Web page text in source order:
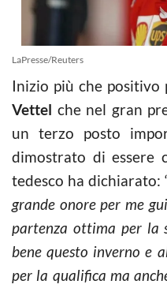
LaPresse/Reuters
Inizio più che positivo
Vettel che nel gran
un terzo posto
dimostrato di essere
tedesco ha dichiarato:
grande onore per me
partenza ottima per la
bene questo inverno e
per la qualifica ma